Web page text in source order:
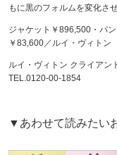
もに黒のフォルムを変化さ
ジャケット￥896,500・パ
￥83,600／ルイ・ヴィトン
ルイ・ヴィトン クライアン
TEL.0120-00-1854
▼あわせて読みたい